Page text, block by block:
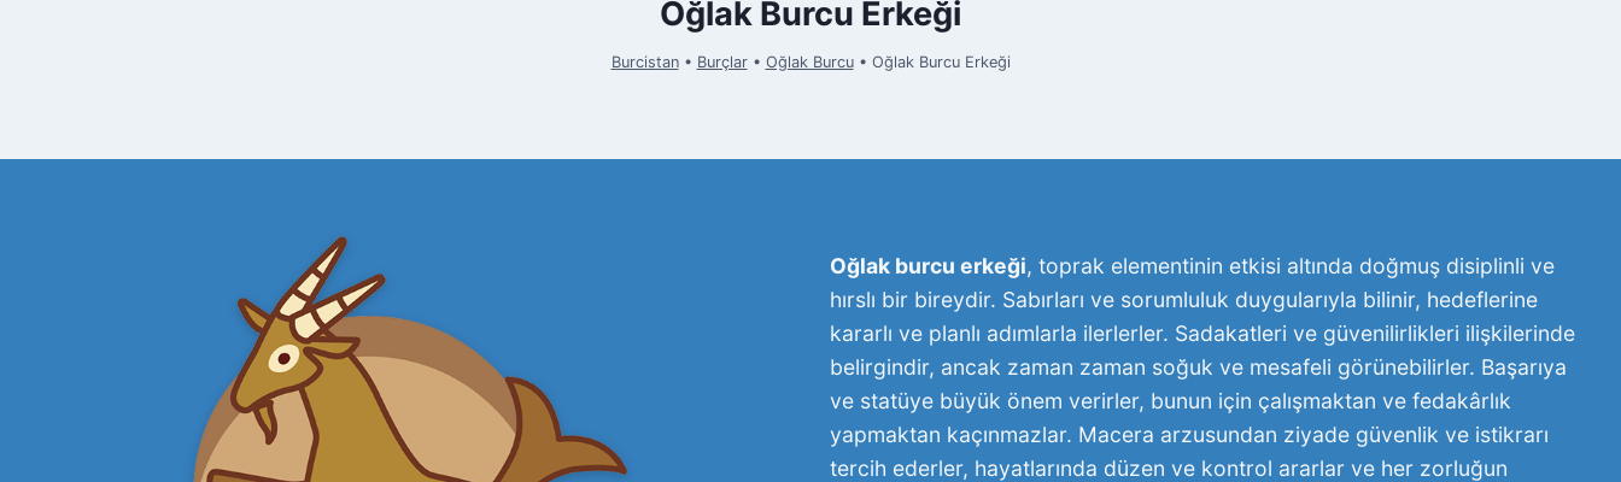
Oğlak Burcu Erkeği
Burcistan• Burçlar• Oğlak Burcu• Oğlak Burcu Erkeği
Oğlak burcu erkeği, toprak elementinin etkisi altında doğmuş disiplinli ve
hırslı bir bireydir. Sabırları ve sorumluluk duygularıyla bilinir, hedeflerine
kararlı ve planlı adımlarla ilerlerler. Sadakatleri ve güvenilirlikleri ilişkilerinde
belirgindir, ancak zaman zaman soğuk ve mesafeli görünebilirler. Başarıya
ve statüye büyük önem verirler, bunun için çalışmaktan ve fedakârlık
yapmaktan kaçınmazlar. Macera arzusundan ziyade güvenlik ve istikrarı
tercih ederler, hayatlarında düzen ve kontrol ararlar ve her zorluğun